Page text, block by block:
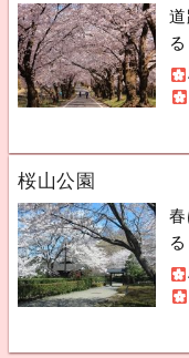
る
桜山公園
る